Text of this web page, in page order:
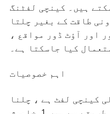
ہیں۔ کینچی لفٹنگ
طاقت کے بغیر چلتا
اور آؤٹ ڈور مواقع ،
کیا جاسکتا ہے۔
اہم خصوصیات
کینچی لفٹ ہے ، چلنا